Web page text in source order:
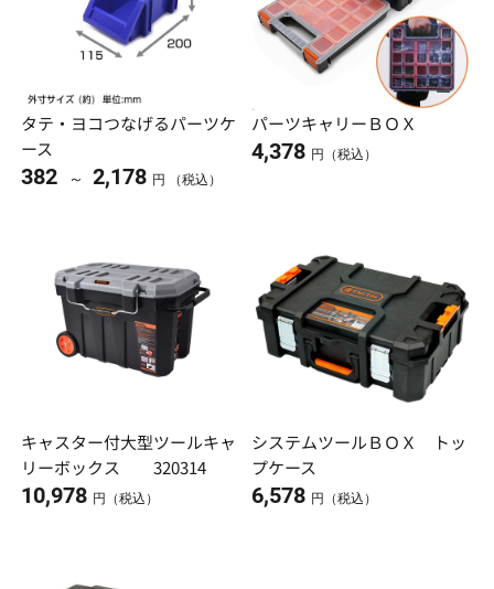
タテ・ヨコつなげるパーツケ
ース
382 ～ 2,178 円 （税込）
パーツキャリーＢＯＸ
4,378 円（税込）
キャスター付大型ツールキャ
リーボックス 320314
10,978 円（税込）
システムツールＢＯＸ トッ
プケース
6,578 円（税込）